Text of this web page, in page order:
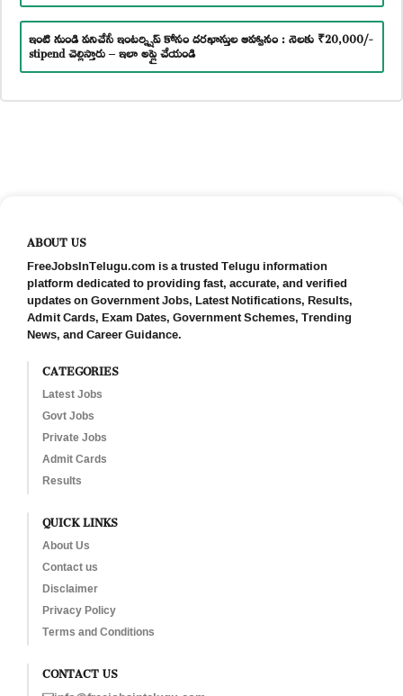
ఇంటి నుండి పనిచేసే ఇంటర్న్షిప్ కోసం దరఖాస్తుల ఆహ్వానం : నెలకు ₹20,000/-
stipend చెల్లిస్తారు – ఇలా అప్లై చేయండి
ABOUT US
FreeJobsInTelugu.com is a trusted Telugu information
platform dedicated to providing fast, accurate, and verified
updates on Government Jobs, Latest Notifications, Results,
Admit Cards, Exam Dates, Government Schemes, Trending
News, and Career Guidance.
CATEGORIES
Latest Jobs
Govt Jobs
Private Jobs
Admit Cards
Results
QUICK LINKS
About Us
Contact us
Disclaimer
Privacy Policy
Terms and Conditions
CONTACT US